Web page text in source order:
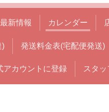
最新情報 カレンダー
) 発送料金表(宅配便発送)
アカウントに登録 スタ